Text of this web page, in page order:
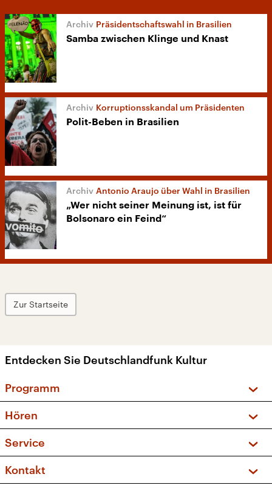
Präsidentschaftswahl in Brasilien
Samba zwischen Klinge und Knast
Korruptionsskandal um Präsidenten
Polit-Beben in Brasilien
Antonio Araujo über Wahl in Brasilien
„Wer nicht seiner Meinung ist, ist für
Bolsonaro ein Feind“
Zur Startseite
Entdecken Sie Deutschlandfunk Kultur
Programm
Sendungen und Podcasts
Musikliste
Kakadu – Das Kinderprogramm
Hören
Frequenzen (UKW + DAB+)
Service
FAQ
Apps
Kontakt